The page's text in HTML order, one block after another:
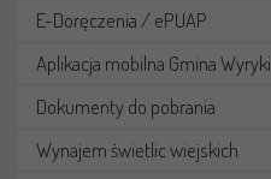
E-Doręczenia / ePUAP
Aplikacja mobilna Gmina Wyryki
Dokumenty do pobrania
Wynajem świetlic wiejskich